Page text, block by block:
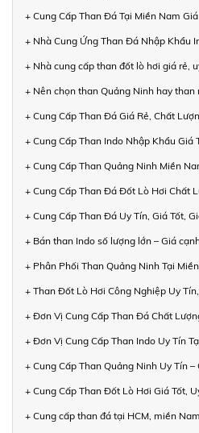
+ Cung Cấp Than Đá Tại Miền Nam
+ Nhà Cung Ứng Than Đá Nhập Khẩu
+ Nhà cung cấp than đốt lò hơi giá rẻ,
+ Nên chọn than Quảng Ninh hay than
+ Cung Cấp Than Đá Giá Rẻ, Chất
+ Cung Cấp Than Indo Nhập Khẩu Giá
+ Cung Cấp Than Quảng Ninh Miền
+ Cung Cấp Than Đá Đốt Lò Hơi Chất
+ Cung Cấp Than Đá Uy Tín, Giá Tốt,
+ Bán than Indo số lượng lớn – Giá
+ Phân Phối Than Quảng Ninh Tại
+ Than Đốt Lò Hơi Công Nghiệp Uy
+ Đơn Vị Cung Cấp Than Đá Chất
+ Đơn Vị Cung Cấp Than Indo Uy Tín
+ Cung Cấp Than Quảng Ninh Uy Tín –
+ Cung Cấp Than Đốt Lò Hơi Giá Tốt,
+ Cung cấp than đá tại HCM, miền